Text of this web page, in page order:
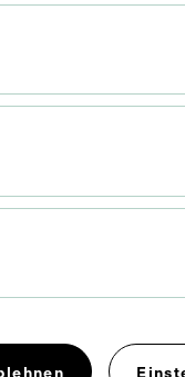
abzusaugen.